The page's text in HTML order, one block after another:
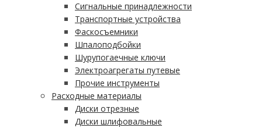
Сигнальные принадлежности
Транспортные устройства
Фаскосъемники
Шпалоподбойки
Шурупогаечные ключи
Электроагрегаты путевые
Прочие инструменты
Расходные материалы
Диски отрезные
Диски шлифовальные